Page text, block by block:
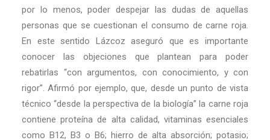
por lo menos, poder despejar las dudas de aquellas
personas que se cuestionan el consumo de carne roja.
En este sentido Lázcoz aseguró que es importante
conocer las objeciones que plantean para poder
rebatirlas “con argumentos, con conocimiento, y con
rigor”. Afirmó por ejemplo, que, desde un punto de vista
técnico “desde la perspectiva de la biología” la carne roja
contiene proteína de alta calidad, vitaminas esenciales
como B12, B3 o B6; hierro de alta absorción; potasio;